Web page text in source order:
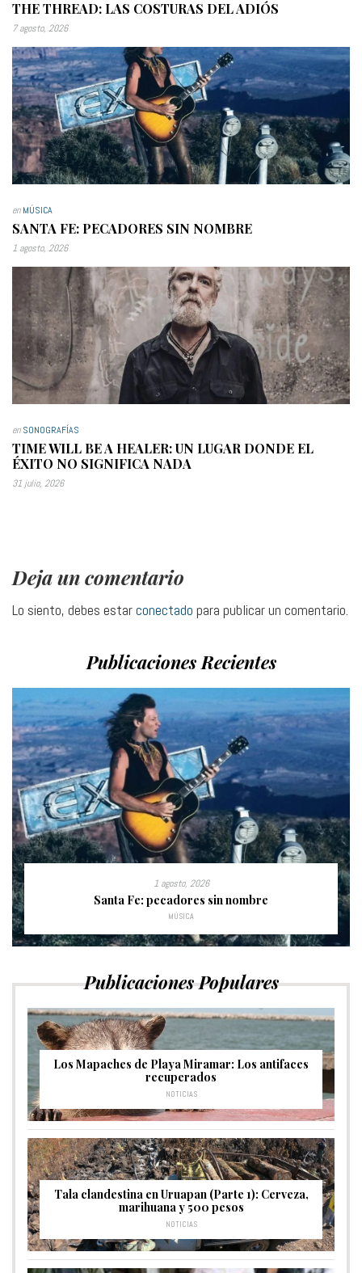
THE THREAD: LAS COSTURAS DEL ADIÓS
7 agosto, 2026
enMÚSICA
SANTA FE: PECADORES SIN NOMBRE
1 agosto, 2026
enSONOGRAFÍAS
TIME WILL BE A HEALER: UN LUGAR DONDE EL
ÉXITO NO SIGNIFICA NADA
31 julio, 2026
Deja un comentario
Lo siento, debes estarconectado para publicar un comentario.
Publicaciones Recientes
1 agosto, 2026
Santa Fe: pecadores sin nombre
MÚSICA
Publicaciones Populares
Los Mapaches de Playa Miramar: Los antifaces
recuperados
NOTICIAS
Tala clandestina en Uruapan (Parte 1): Cerveza,
marihuana y 500 pesos
NOTICIAS